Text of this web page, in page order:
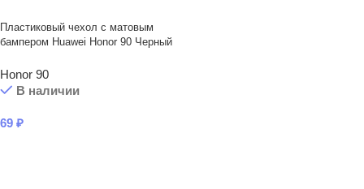
Пластиковый чехол с матовым
бампером Huawei Honor 90 Черный
Honor 90
В наличии
69 ₽